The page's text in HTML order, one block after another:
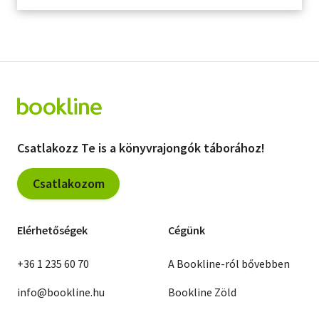
Csatlakozz Te is a könyvrajongók táborához!
Csatlakozom
Elérhetőségek
+36 1 235 60 70
info@bookline.hu
Cégünk
A Bookline-ról bővebben
Bookline Zöld